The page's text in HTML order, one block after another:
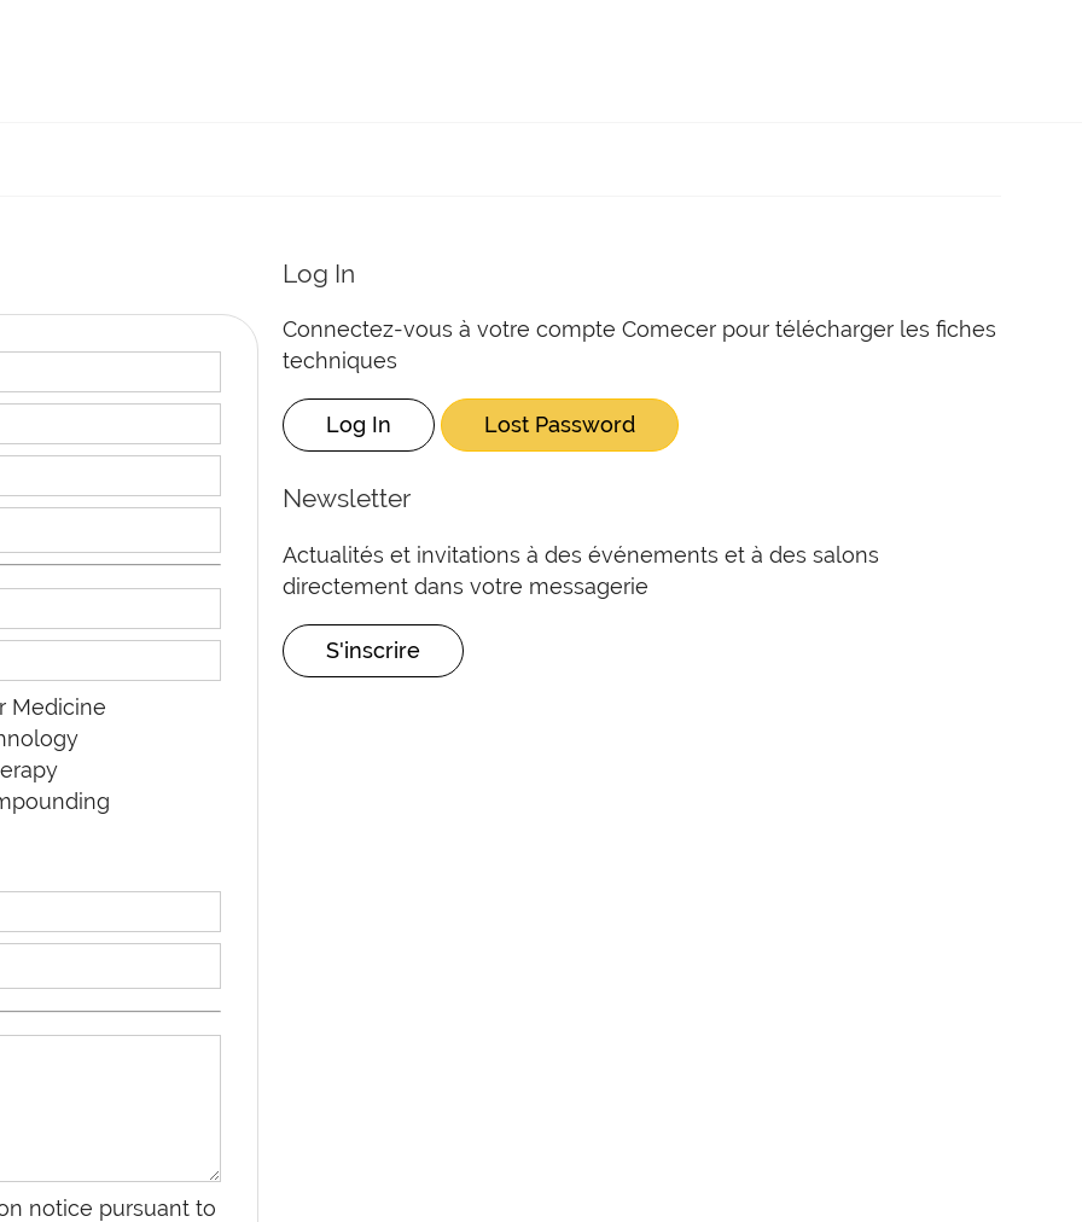
Medicine
notice pursuant to
Log In
Connectez-vous à votre compte Comecer pour télécharger les fiches
techniques
Log In Lost Password
Newsletter
Actualités et invitations à des événements et à des salons
directement dans votre messagerie
S'inscrire